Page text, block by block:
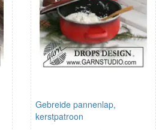
Gebreide pannenlap,
kerstpatroon